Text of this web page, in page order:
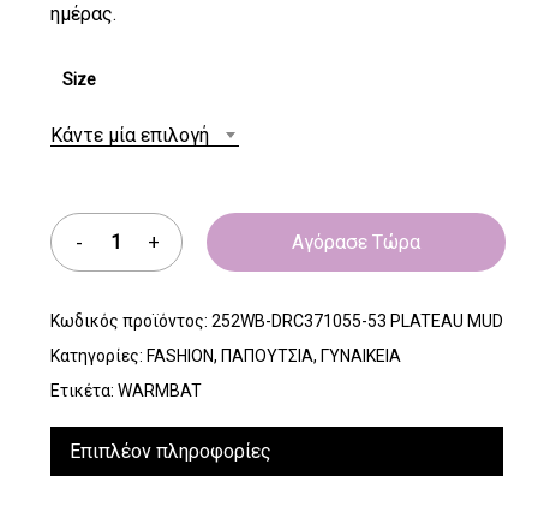
ημέρας.
Size
Κάντε μία επιλογή
Αγόρασε Τώρα
Κωδικός προϊόντος: 252WB-DRC371055-53 PLATEAU MUD
Κατηγορίες: FASHION, ΠΑΠΟΥΤΣΙΑ, ΓΥΝΑΙΚΕΙΑ
Ετικέτα: WARMBAT
Επιπλέον πληροφορίες